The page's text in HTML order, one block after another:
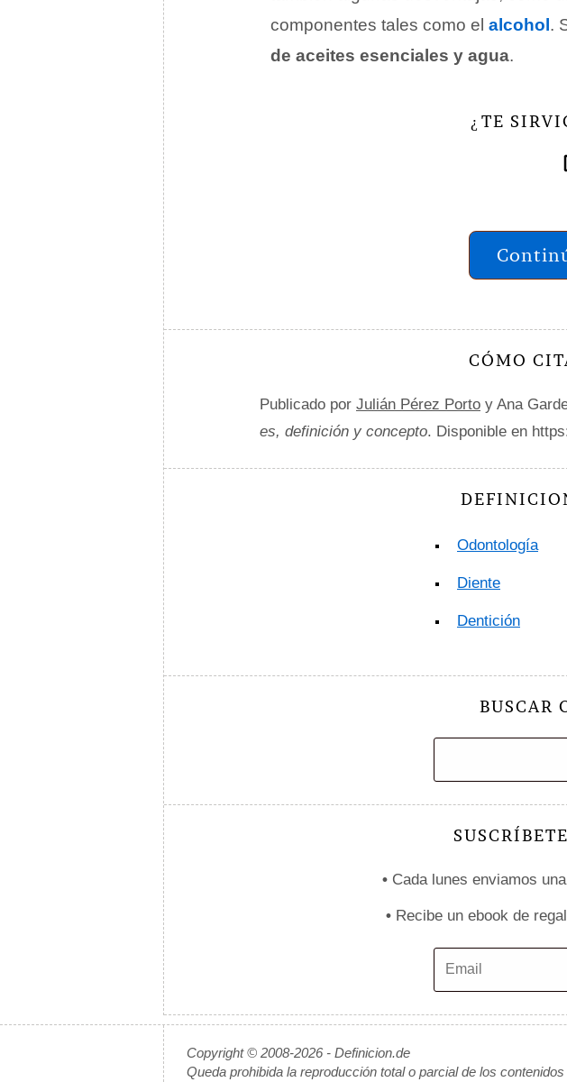
componentes tales como el alcohol .
de aceites esenciales y agua.
¿ TE
CÓMO
Publicado por Julián Pérez Porto y Ana
es, definición y concepto. Disponible en
Odontología
Diente
Dentición
BUSCAR
•Cada lunes enviamos
•Recibe un ebook de
Copyright © 2008-2026 - Definicion.de
Queda prohibida la reproducción total o parcial de los